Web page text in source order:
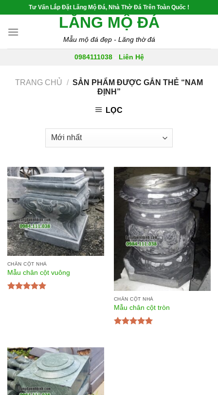
content
Tư Vấn Lắp Đặt Lăng Mộ Đá, Nhà Thờ Đá Trên Toàn Quốc !
LĂNG MỘ ĐÁ
Mẫu mộ đá đẹp - Lăng thờ đá
0984111038- Liên Hệ
TRANG CHỦ / SẢN PHẨM ĐƯỢC GẮN THẺ “NAM
ĐỊNH”
LỌC
CHÂN CỘT NHÀ
Mẫu chân cột vuông
CHÂN CỘT NHÀ
Mẫu chân cột tròn